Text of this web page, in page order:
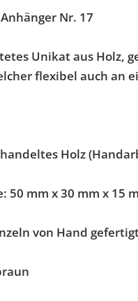
Nr. 17
Unikat aus Holz,
flexibel auch an
Holz
50 mm x 30 mm x 15
von Hand